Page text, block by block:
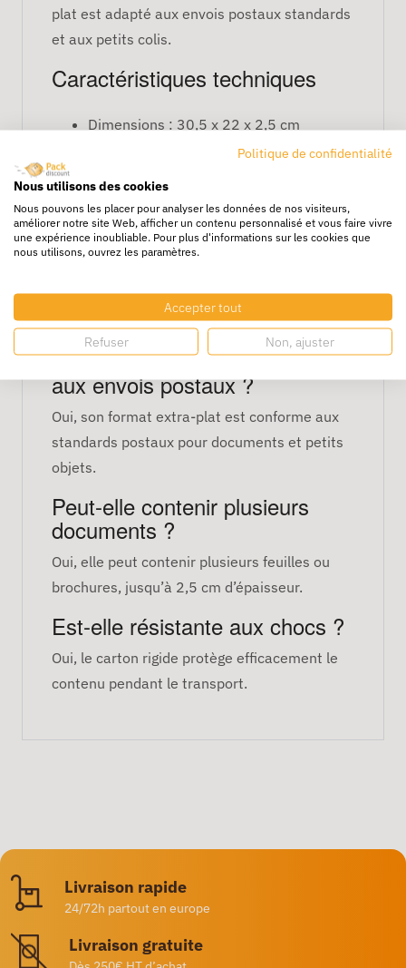
plat est adapté aux envois postaux standards
et aux petits colis.
Caractéristiques techniques
Dimensions : 30,5 x 22 x 2,5 cm
Matériau : carton rigide
Usage : envoi de documents, brochures,
petits objets plats
Fermeture : rabat auto-adhésif ou collé
FAQ
Cette boîte est-elle adaptée
aux envois postaux ?
Oui, son format extra-plat est conforme aux
standards postaux pour documents et petits
objets.
Peut-elle contenir plusieurs
documents ?
Oui, elle peut contenir plusieurs feuilles ou
brochures, jusqu’à 2,5 cm d’épaisseur.
Est-elle résistante aux chocs ?
Oui, le carton rigide protège efficacement le
contenu pendant le transport.
Livraison rapide
24/72h partout en europe
Livraison gratuite
Politique de confidentialité
Nous utilisons des cookies
Nous pouvons les placer pour analyser les données de nos visiteurs,
améliorer notre site Web, afficher un contenu personnalisé et vous faire vivre
une expérience inoubliable. Pour plus d'informations sur les cookies que
nous utilisons, ouvrez les paramètres.
Accepter tout
Refuser Non, ajuster